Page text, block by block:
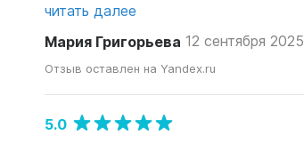
читать далее
Мария Григорьева 12 сентября 2025
Отзыв оставлен на Yandex.ru
5.0